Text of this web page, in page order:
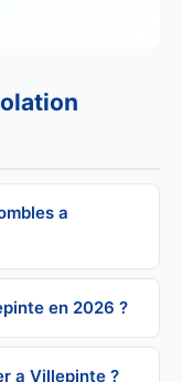
a
en 2026 ?
a Villepinte ?